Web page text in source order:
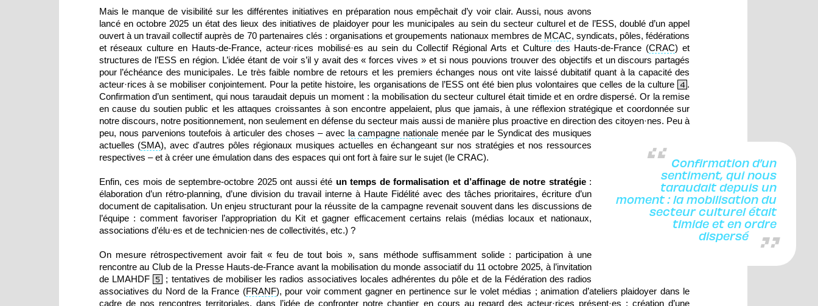
Mais le manque de visibilité sur les différentes initiatives en préparation nous empêchait d’y voir clair. Aussi, nous avons
lancé en octobre 2025 un état des lieux des initiatives de plaidoyer pour les municipales au sein du secteur culturel et de l’ESS, doublé d’un appel
ouvert à un travail collectif auprès de 70 partenaires clés : organisations et groupements nationaux membres de MCAC, syndicats, pôles, fédérations
et réseaux culture en Hauts-de-France, acteur·rices mobilisé·es au sein du Collectif Régional Arts et Culture des Hauts-de-France (CRAC) et
structures de l’ESS en région. L’idée étant de voir s’il y avait des « forces vives » et si nous pouvions trouver des objectifs et un discours partagés
pour l’échéance des municipales. Le très faible nombre de retours et les premiers échanges nous ont vite laissé dubitatif quant à la capacité des
acteur·rices à se mobiliser conjointement. Pour la petite histoire, les organisations de l’ESS ont été bien plus volontaires que celles de la culture
4 .
Confirmation d’un sentiment, qui nous taraudait depuis un moment : la mobilisation du secteur culturel était timide et en ordre dispersé. Or la remise
en cause du soutien public et les attaques croissantes à son encontre appelaient, plus que jamais, à une réflexion stratégique et coordonnée sur
notre discours, notre positionnement, non seulement en défense du secteur mais aussi de manière plus proactive en direction des citoyen·nes.
Confirmation d’un
sentiment, qui nous
taraudait depuis un
moment : la mobilisation du
secteur culturel était
timide et en ordre
dispersé
Peu à
peu, nous parvenions toutefois à articuler des choses – avec la campagne nationale menée par le Syndicat des musiques
actuelles (SMA), avec d'autres pôles régionaux musiques actuelles en échangeant sur nos stratégies et nos ressources
respectives – et à créer une émulation dans des espaces qui ont fort à faire sur le sujet (le CRAC).
Enfin, ces mois de septembre-octobre 2025 ont aussi été un temps de formalisation et d’affinage de notre stratégie :
élaboration d’un rétro-planning, d’une division du travail interne à Haute Fidélité avec des tâches prioritaires, écriture d’un
document de capitalisation. Un enjeu structurant pour la réussite de la campagne revenait souvent dans les discussions de
l’équipe : comment favoriser l’appropriation du Kit et gagner efficacement certains relais (médias locaux et nationaux,
associations d’élu·es et de technicien·nes de collectivités, etc.) ?
On mesure rétrospectivement avoir fait « feu de tout bois », sans méthode suffisamment solide : participation à une
rencontre au Club de la Presse Hauts-de-France avant la mobilisation du monde associatif du 11 octobre 2025, à l’invitation
de LMAHDF
5
; tentatives de mobiliser les radios associatives locales adhérentes du pôle et de la Fédération des radios
associatives du Nord de la France (FRANF), pour voir comment gagner en pertinence sur le volet médias ; animation d’ateliers plaidoyer dans le
cadre de nos rencontres territoriales, dans l’idée de confronter notre chantier en cours au regard des acteur·rices présent·es ; création d’une